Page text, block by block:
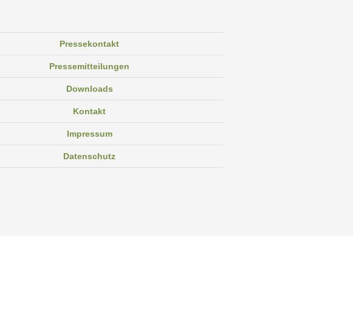
Pressekontakt
Pressemitteilungen
Downloads
Kontakt
Impressum
Datenschutz